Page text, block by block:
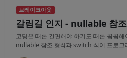
브레이크아웃
갈림길 인지 - nullable 참
코딩은 때론 간편해야 하기도 때론 꼼꼼해
nullable 참조 형식과 switch 식이 프로그